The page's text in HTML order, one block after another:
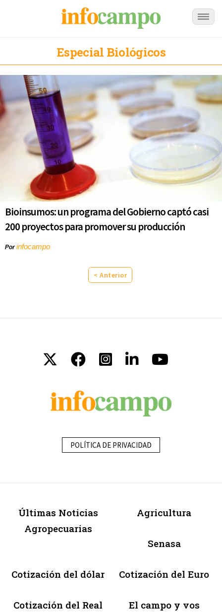
Especial Biológicos
Bioinsumos: un programa del Gobierno captó casi
200 proyectos para promover su producción
Porinfocampo
< Anterior
POLÍTICA DE PRIVACIDAD
Últimas Noticias
Agropecuarias
Agricultura
Senasa
Cotización del dólar Cotización del Euro
Cotización del Real El campo y vos